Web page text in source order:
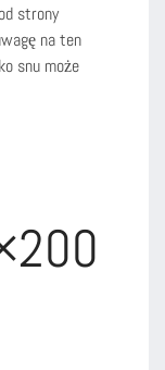
strony
na ten
snu może